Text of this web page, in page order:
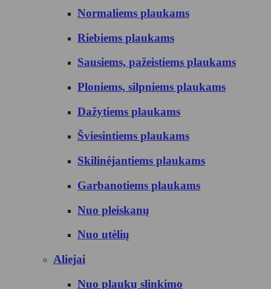
Normaliems plaukams
Riebiems plaukams
Sausiems, pažeistiems plaukams
Ploniems, silpniems plaukams
Dažytiems plaukams
Šviesintiems plaukams
Skilinėjantiems plaukams
Garbanotiems plaukams
Nuo pleiskanų
Nuo utėlių
Aliejai
Nuo plaukų slinkimo